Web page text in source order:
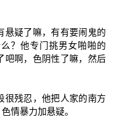
悬疑了嘛，有有要闹鬼的
？他专门挑男女啪啪的
吧啊，色阴性了嘛，然后
很残忍，他把人家的南方
情暴力加悬疑。